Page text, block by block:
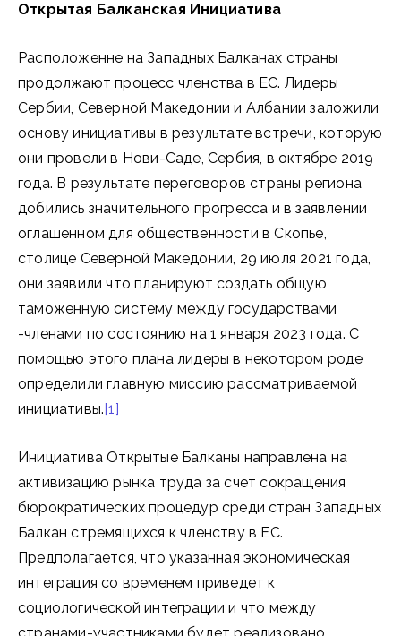
Открытая Балканская Инициатива
Расположенне на Западных Балканах страны
продолжают процесс членства в ЕС. Лидеры
Сербии, Северной Македонии и Албании заложили
основу инициативы в результате встречи, которую
они провели в Нови-Саде, Сербия, в октябре 2019
года. В результате переговоров страны региона
добились значительного прогресса и в заявлении
оглашенном для общественности в Скопье,
столице Северной Македонии, 29 июля 2021 года,
они заявили что планируют создать общую
таможенную систему между государствами
-членами по состоянию на 1 января 2023 года. С
помощью этого плана лидеры в некотором роде
определили главную миссию рассматриваемой
инициативы.[1]
Инициатива Открытые Балканы направлена ​​на
активизацию рынка труда за счет сокращения
бюрократических процедур среди стран Западных
Балкан стремящихся к членству в ЕС.
Предполагается, что указанная экономическая
интеграция со временем приведет к
социологической интеграции и что между